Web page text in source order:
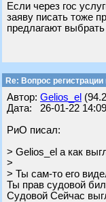
Если через гос
заяву писать тоже
предлагают
Re: Вопрос
Автор: Gelios_el
Дата: 26-01-22 14:09
РиО писал:
> Gelios_el а как
>
> Ты сам-то его
Ты прав судовой
Судовой Сейчас